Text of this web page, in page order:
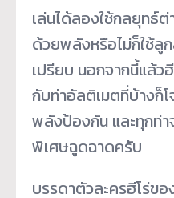
เล่นได้ลองใช้กลยุทธ์
ด้วยพลังหรือไม่ก็ใช้ลู
เปรียบ นอกจากนี้แล้ว
กับท่าอัลติเมตที่บ้างก็
พลังป้องกัน และทุกท่
พิเศษฉูดฉาดครับ
บรรดาตัวละครฮีโร่ข